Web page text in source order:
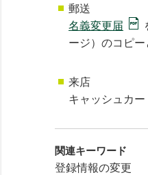
郵送
名義変更届
ージ）のコピ
来店
キャッシュカ
関連キーワード
登録情報の変更